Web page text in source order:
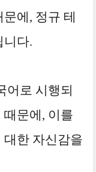
에, 정규 테
니다.
어로 시행되
문에, 이를
대한 자신감을